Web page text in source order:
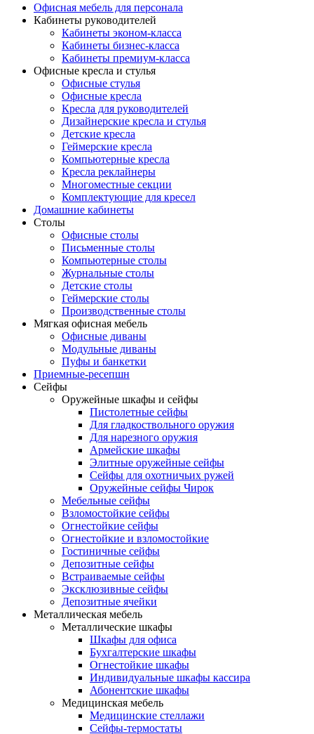
Офисная мебель для персонала
Кабинеты руководителей
Кабинеты эконом-класса
Кабинеты бизнес-класса
Кабинеты премиум-класса
Офисные кресла и стулья
Офисные стулья
Офисные кресла
Кресла для руководителей
Дизайнерские кресла и стулья
Детские кресла
Геймерские кресла
Компьютерные кресла
Кресла реклайнеры
Многоместные секции
Комплектующие для кресел
Домашние кабинеты
Столы
Офисные столы
Письменные столы
Компьютерные столы
Журнальные столы
Детские столы
Геймерские столы
Производственные столы
Мягкая офисная мебель
Офисные диваны
Модульные диваны
Пуфы и банкетки
Приемные-ресепшн
Сейфы
Оружейные шкафы и сейфы
Пистолетные сейфы
Для гладкоствольного оружия
Для нарезного оружия
Армейские шкафы
Элитные оружейные сейфы
Сейфы для охотничьих ружей
Оружейные сейфы Чирок
Мебельные сейфы
Взломостойкие сейфы
Огнестойкие сейфы
Огнестойкие и взломостойкие
Гостиничные сейфы
Депозитные сейфы
Встраиваемые сейфы
Эксклюзивные сейфы
Депозитные ячейки
Металлическая мебель
Металлические шкафы
Шкафы для офиса
Бухгалтерские шкафы
Огнестойкие шкафы
Индивидуальные шкафы кассира
Абонентские шкафы
Медицинская мебель
Медицинские стеллажи
Сейфы-термостаты